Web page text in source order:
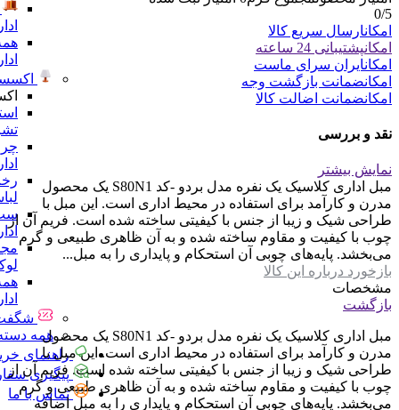
شگفت
همه
راهنمای
پیگیری
تماس با ما
0/5
امکانارسال سریع کالا
امکانپشتیبانی 24 ساعته
امکانایران سرای ماست
امکانضمانت بازگشت وجه
امکانضمانت اضالت کالا
نقد و بررسی
نمایش بیشتر
مبل اداری کلاسیک یک نفره مدل بردو -کد S80N1 یک محصول
مدرن و کارآمد برای استفاده در محیط اداری است. این مبل با
طراحی شیک و زیبا از جنس با کیفیتی ساخته شده است. فریم آن از
چوب با کیفیت و مقاوم ساخته شده و به آن ظاهری طبیعی و گرم
می‌بخشد. پایه‌های چوبی آن استحکام و پایداری را به مبل...
بازخورد درباره این کالا
مشخصات
بازگشت
مبل اداری کلاسیک یک نفره مدل بردو -کد S80N1 یک محصول
مدرن و کارآمد برای استفاده در محیط اداری است. این مبل با
طراحی شیک و زیبا از جنس با کیفیتی ساخته شده است. فریم آن از
چوب با کیفیت و مقاوم ساخته شده و به آن ظاهری طبیعی و گرم
می‌بخشد. پایه‌های چوبی آن استحکام و پایداری را به مبل اضافه